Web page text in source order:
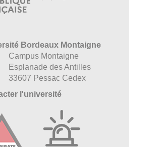
Bordeaux Montaigne
Campus Montaigne
Esplanade des Antilles
33607 Pessac Cedex
l'université